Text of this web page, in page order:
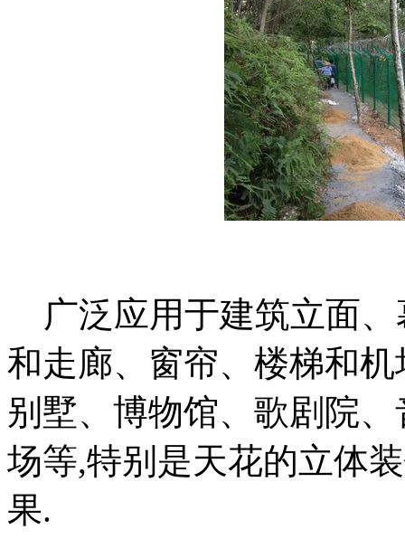
广泛应用于建筑立面、
和走廊、窗帘、楼梯和机
别墅、博物馆、歌剧院
场等,特别是天花的立体
果.